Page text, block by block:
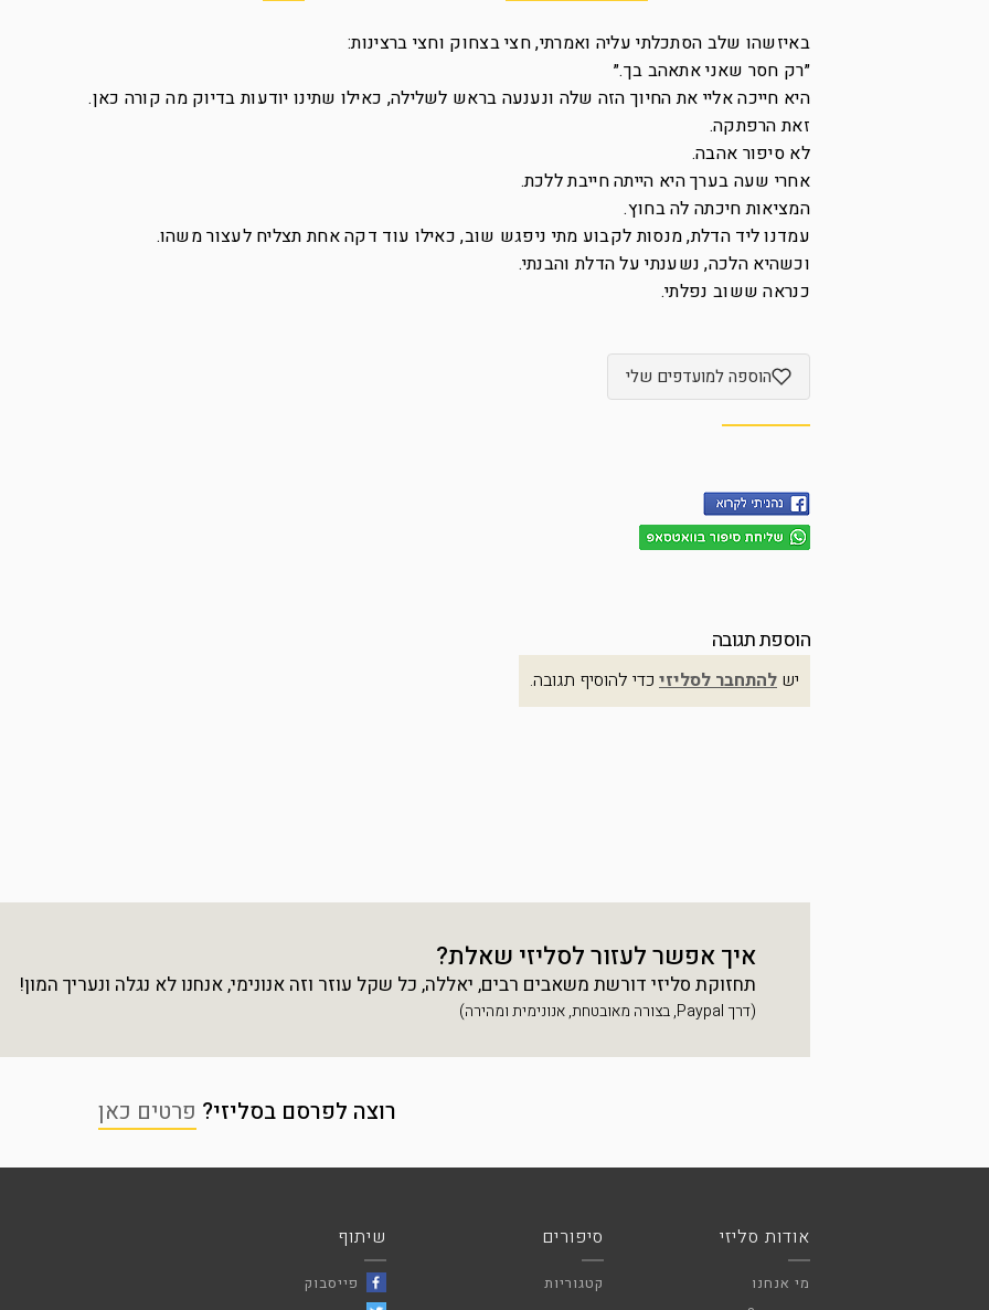
באיזשהו שלב הסתכלתי עליה ואמרתי, חצי בצחוק וחצי ברצינות:
״רק חסר שאני אתאהב בך.״
היא חייכה אליי את החיוך הזה שלה ונענעה בראש לשלילה, כאילו שתינו יודעות בדיוק מה קורה כאן.
זאת הרפתקה.
לא סיפור אהבה.
אחרי שעה בערך היא הייתה חייבת ללכת.
המציאות חיכתה לה בחוץ.
עמדנו ליד הדלת, מנסות לקבוע מתי ניפגש שוב, כאילו עוד דקה אחת תצליח לעצור משהו.
וכשהיא הלכה, נשענתי על הדלת והבנתי.
כנראה ששוב נפלתי.
הוספה למועדפים שלי
הוספת תגובה
יש להתחבר לסליזי כדי להוסיף תגובה.
איך אפשר לעזור לסליזי שאלת?
תחזוקת סליזי דורשת משאבים רבים, יאללה, כל שקל עוזר וזה אנונימי, אנחנו לא נגלה ונעריך המון!
(דרך Paypal, בצורה מאובטחת, אנונימית ומהירה)
רוצה לפרסם בסליזי? פרטים כאן
אודות סליזי
מי אנחנו
סיפורים
קטגוריות
שיתוף
פייסבוק